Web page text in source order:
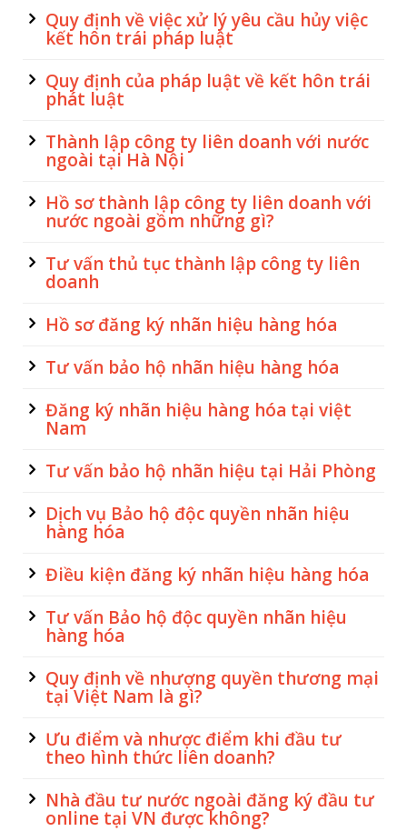
Quy định về việc xử lý yêu cầu hủy việc
kết hôn trái pháp luật
Quy định của pháp luật về kết hôn trái
phát luật
Thành lập công ty liên doanh với nước
ngoài tại Hà Nội
Hồ sơ thành lập công ty liên doanh với
nước ngoài gồm những gì?
Tư vấn thủ tục thành lập công ty liên
doanh
Hồ sơ đăng ký nhãn hiệu hàng hóa
Tư vấn bảo hộ nhãn hiệu hàng hóa
Đăng ký nhãn hiệu hàng hóa tại việt
Nam
Tư vấn bảo hộ nhãn hiệu tại Hải Phòng
Dịch vụ Bảo hộ độc quyền nhãn hiệu
hàng hóa
Điều kiện đăng ký nhãn hiệu hàng hóa
Tư vấn Bảo hộ độc quyền nhãn hiệu
hàng hóa
Quy định về nhượng quyền thương mại
tại Việt Nam là gì?
Ưu điểm và nhược điểm khi đầu tư
theo hình thức liên doanh?
Nhà đầu tư nước ngoài đăng ký đầu tư
online tại VN được không?